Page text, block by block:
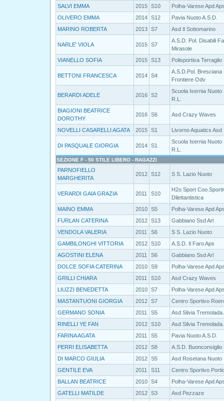
SALVI EMMA
2015 S10
Polha-Varese Apd
OLIVERO EMMA
2014 S12
Pavia Nuoto A.S.D.
MARINO ROBERTA
2013 S7 Asd Il Sottomarino
NARLE' VIOLA 2015 S7
A.S.D. Pol. Disabili
Mirasole
VIANELLO SOFIA
2015 S13 Polisportiva Terraglio
BETTONI FRANCESCA 2014 S4
A.S.D.Pol. Bresciana
Frontiere Odv
BERARDI ADELE 2016 S2
Scuola Isernia Nuoto
R.L.
BIAGIONI BEATRICE
DOROTHY
2016 S6 Asd Crazy Waves
NOVELLI CASARELLI AGATA 2015 S1 Livorno Aquatics Asd
DI PASQUALE GIORGIA 2014 S1
Scuola Isernia Nuoto
R.L.
SEZIONE F - 50 STILE LIBERO - RAGAZZI
PARNOFIELLO
MARGHERITA
2012 S12 S S. Lazio Nuoto
VERARDI GAIA GRAZIA 2011 S10
H2o Sport
Dilettantistica
MAINO EMMA
2010 S5
Polha-Varese Apd
FURLAN CATERINA
2012 S13
Gabbiano Ssd Arl
VENDOLA VALERIA
2011 S6
S S. Lazio Nuoto
GAMBILONGHI VITTORIA
2012 S10
A.S.D. Il Faro Aps
AGOSTINI ELENA
2011 S6
Gabbiano Ssd Arl
DOLCE SOFIA CATERINA
2010 S9
Polha-Varese Apd
GRILLI CHIARA
2011 S10
Asd Crazy Waves
LIUZZI BENEDETTA
2010 S7
Polha-Varese Apd
MASTANTUONI GIORGIA
2012 S7
Centro Sportivo
GERMANO SONIA
2011 S5
Asd Silvia Tremolada
RINELLI YE FAN
2012 S10
Asd Silvia Tremolada
FARINA AGATA
2011 S5
Pavia Nuoto A.S.D.
PERRI ELISABETTA
2012 S8
A.S.D. Buonconsiglio
DI MARCO GIULIA
2012 S5
Asd Rosetana Nuoto
GENTILE EVA
2011 S11
Centro Sportivo
BALLAN BEATRICE
2010 S4
Polha-Varese Apd
GATELLI MATILDE
2012 S3
Asd Pezzaze